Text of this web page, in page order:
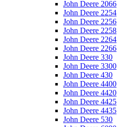
John Deere 2066
John Deere 2254
John Deere 2256
John Deere 2258
John Deere 2264
John Deere 2266
John Deere 330
John Deere 3300
John Deere 430
John Deere 4400
John Deere 4420
John Deere 4425
John Deere 4435
John Deere 530